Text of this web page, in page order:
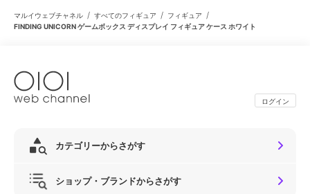
マルイウェブチャネル / すべてのフィギュア / フィギュア /
FINDING UNICORN ゲームボックス ディスプレイ フィギュア ケース ホワイト
ログイン
カテゴリーからさがす
ショップ・ブランドからさがす